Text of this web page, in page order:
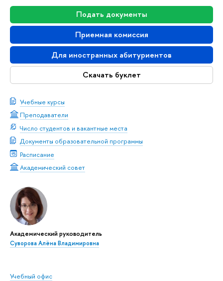
Подать документы
Приемная комиссия
Для иностранных абитуриентов
Скачать буклет
Учебные курсы
Преподаватели
Число студентов и вакантные места
Документы образовательной программы
Расписание
Академический совет
Академический руководитель
Суворова Алёна Владимировна
Учебный офис